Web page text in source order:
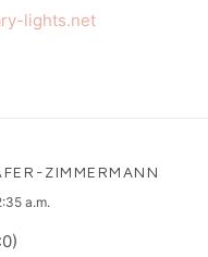
lights.net
ZIMMERMANN
a.m.